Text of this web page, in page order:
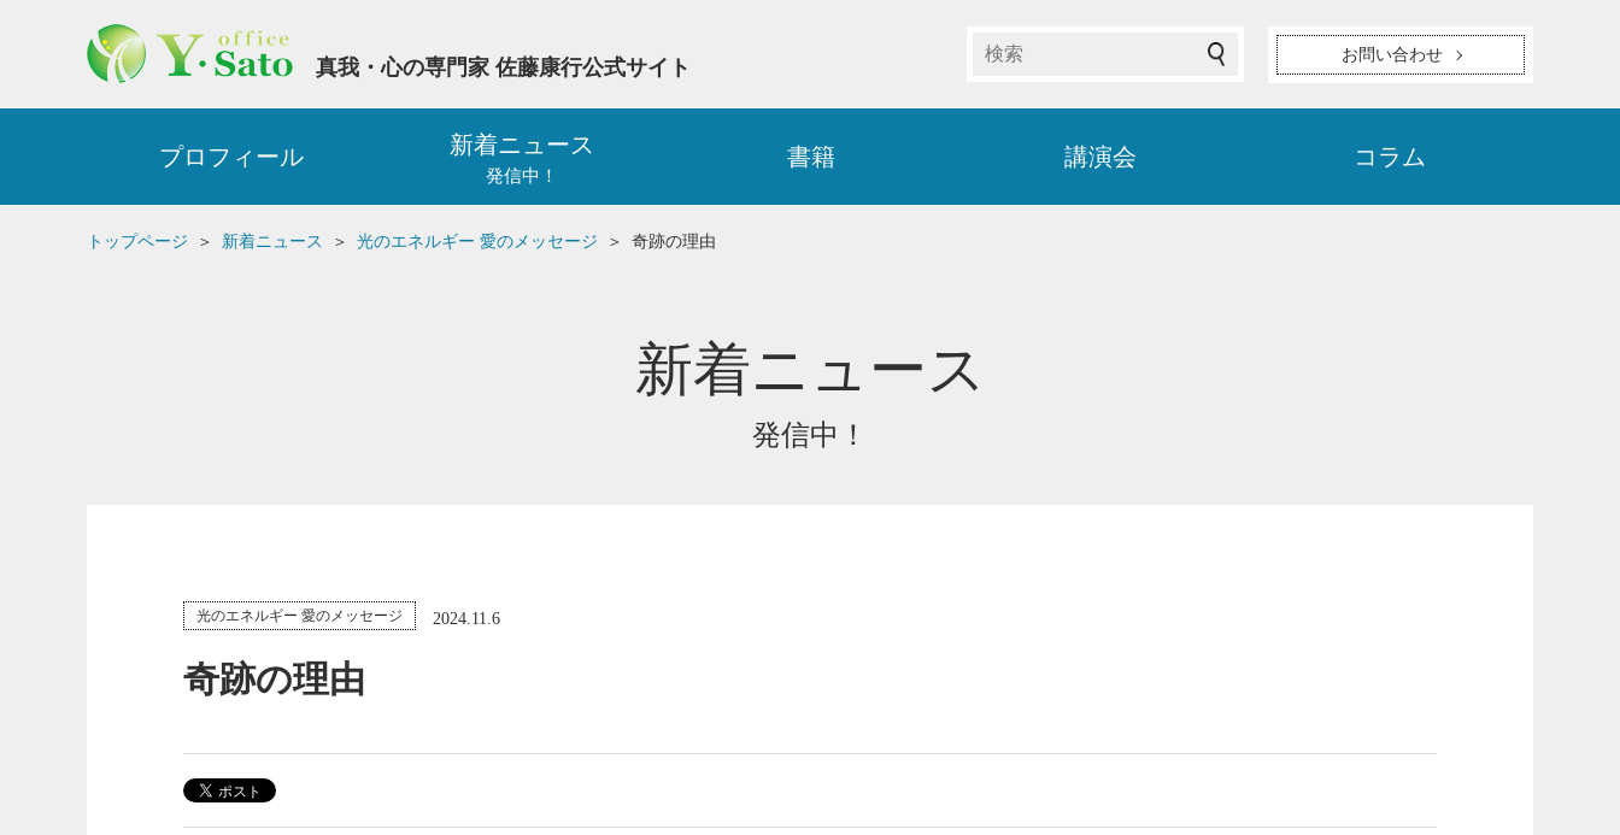
真我・心の専門家 佐藤康行公式サイト
お問い合わせ
プロフィール 新着ニュース
発信中！
書籍 講演会 コラム
トップページ 新着ニュース 光のエネルギー 愛のメッセージ 奇跡の理由
新着ニュース
発信中！
光のエネルギー 愛のメッセージ 2024.11.6
奇跡の理由